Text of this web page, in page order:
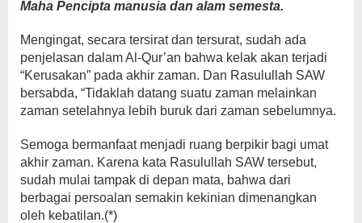
Maha Pencipta manusia dan alam semesta.
Mengingat, secara tersirat dan tersurat, sudah ada
penjelasan dalam Al-Qur’an bahwa kelak akan terjadi
“Kerusakan” pada akhir zaman. Dan Rasulullah SAW
bersabda, “Tidaklah datang suatu zaman melainkan
zaman setelahnya lebih buruk dari zaman sebelumnya.
Semoga bermanfaat menjadi ruang berpikir bagi umat
akhir zaman. Karena kata Rasulullah SAW tersebut,
sudah mulai tampak di depan mata, bahwa dari
berbagai persoalan semakin kekinian dimenangkan
oleh kebatilan.(*)